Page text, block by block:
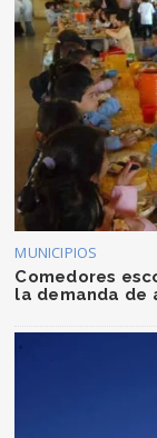
MUNICIPIOS
Comedores
la demanda de